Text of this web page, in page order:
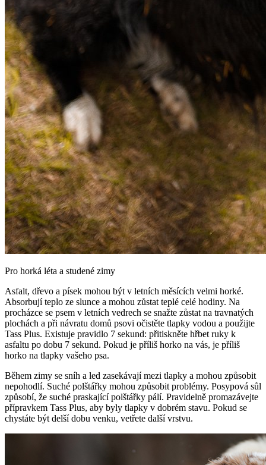
Pro horká léta a studené zimy
Asfalt, dřevo a písek mohou být v letních měsících velmi horké.
Absorbují teplo ze slunce a mohou zůstat teplé celé hodiny. Na
procházce se psem v letních vedrech se snažte zůstat na travnatých
plochách a při návratu domů psovi očistěte tlapky vodou a použijte
Tass Plus. Existuje pravidlo 7 sekund: přitiskněte hřbet ruky k
asfaltu po dobu 7 sekund. Pokud je příliš horko na vás, je příliš
horko na tlapky vašeho psa.
Během zimy se sníh a led zasekávají mezi tlapky a mohou způsobit
nepohodlí. Suché polštářky mohou způsobit problémy. Posypová sůl
způsobí, že suché praskající polštářky pálí. Pravidelně promazávejte
přípravkem Tass Plus, aby byly tlapky v dobrém stavu. Pokud se
chystáte být delší dobu venku, vetřete další vrstvu.